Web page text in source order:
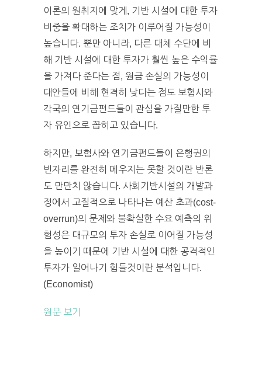
이론의 원취지에 맞게, 기반 시설에 대한 투자
비중을 확대하는 조치가 이루어질 가능성이
높습니다. 뿐만 아니라, 다른 대체 수단에 비
해 기반 시설에 대한 투자가 훨씬 높은 수익률
을 가져다 준다는 점, 원금 손실의 가능성이
대안들에 비해 현격히 낮다는 점도 보험사와
각국의 연기금펀드들이 관심을 가질만한 투
자 유인으로 꼽히고 있습니다.
하지만, 보험사와 연기금펀드들이 은행권의
빈자리를 완전히 메우지는 못할 것이란 반론
도 만만치 않습니다. 사회기반시설의 개발과
정에서 고질적으로 나타나는 예산 초과(cost-
overrun)의 문제와 불확실한 수요 예측의 위
험성은 대규모의 투자 손실로 이어질 가능성
을 높이기 때문에 기반 시설에 대한 공격적인
투자가 일어나기 힘들것이란 분석입니다.
(Economist)
원문 보기